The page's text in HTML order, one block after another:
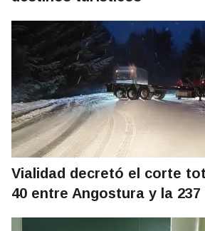
Vialidad decretó el corte
40 entre Angostura y la 237